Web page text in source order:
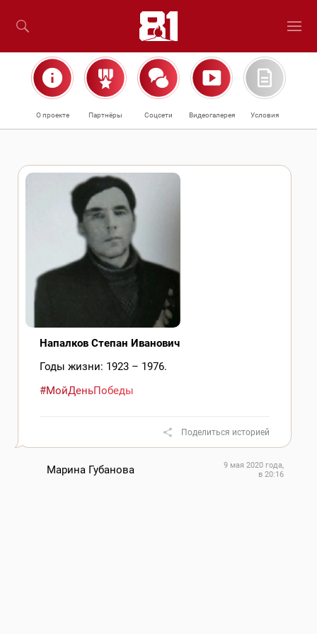
О проекте Партнёры Соцсети Видеогалерея Условия
Напалков Степан Иванович
Годы жизни: 1923 – 1976.
#МойДеньПобеды
Поделиться историей
Марина Губанова
9 мая 2020 года,
в 20:16